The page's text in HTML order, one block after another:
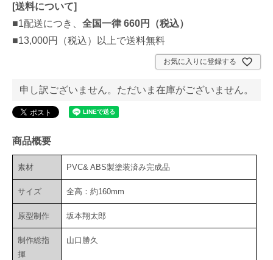
[送料について]
■1配送につき、 全国一律 660円（税込）
■13,000円（税込）以上で送料無料
お気に入りに登録する
申し訳ございません。ただいま在庫がございません。
商品概要
素材 PVC& ABS製塗装済み完成品
サイズ 全高：約160mm
原型制作 坂本翔太郎
制作総指
揮
山口勝久